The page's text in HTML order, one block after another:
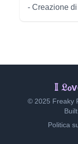
- Creazione
𝕀
© 2025 Freaky
Politica